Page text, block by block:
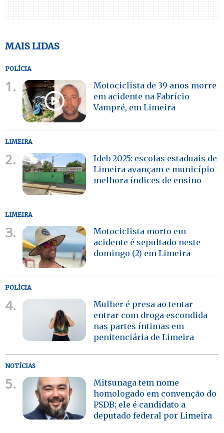
MAIS LIDAS
POLÍCIA
1.
Motociclista de 39 anos morre
em acidente na Fabrício
Vampré, em Limeira
LIMEIRA
2.
Ideb 2025: escolas estaduais de
Limeira avançam e município
melhora índices de ensino
LIMEIRA
3.
Motociclista morto em
acidente é sepultado neste
domingo (2) em Limeira
POLÍCIA
4.
Mulher é presa ao tentar
entrar com droga escondida
nas partes íntimas em
penitenciária de Limeira
NOTÍCIAS
5.
Mitsunaga tem nome
homologado em convenção do
PSDB; ele é candidato a
deputado federal por Limeira